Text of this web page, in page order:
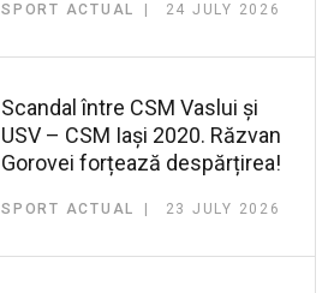
SPORT ACTUAL 24 JULY 2026
Scandal între CSM Vaslui și
USV – CSM Iași 2020. Răzvan
Gorovei forțează despărțirea!
SPORT ACTUAL 23 JULY 2026